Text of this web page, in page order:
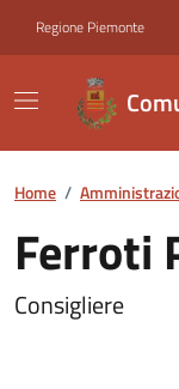
Regione Piemonte
Home /
Ferroti
Consigliere